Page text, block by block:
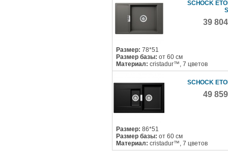
SCHOCK
39
Размер: 78*51
Размер базы: от 60 см
Материал: cristadur™, 7 цветов
SCHOCK
49
Размер: 86*51
Размер базы: от 60 см
Материал: cristadur™, 7 цветов